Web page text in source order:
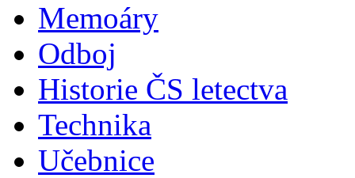
Memoáry
Odboj
Historie ČS letectva
Technika
Učebnice